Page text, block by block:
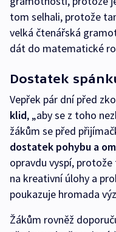
tom selhali, protože
velká čtenářská
dát do matematické
Dostatek
Vepřek pár dní před
klid, „aby se z toho
žákům se před
dostatek pohybu a
opravdu vyspí,
na kreativní úlohy a
poukazuje hromada
Žákům rovněž